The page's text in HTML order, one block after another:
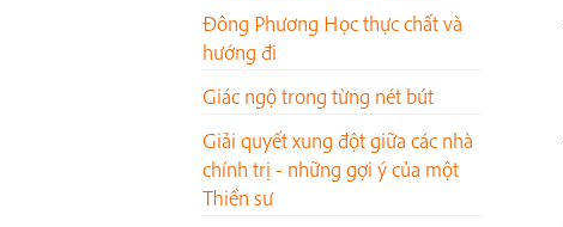
Đông Phương Học thực chất và
hướng đi
Giác ngộ trong từng nét bút
Giải quyết xung đột giữa các nhà
chính trị - những gợi ý của một
Thiền sư